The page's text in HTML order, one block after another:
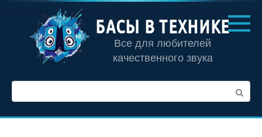
контенту
БАСЫ В ТЕХНИКЕ
Все для любителей
качественного звука